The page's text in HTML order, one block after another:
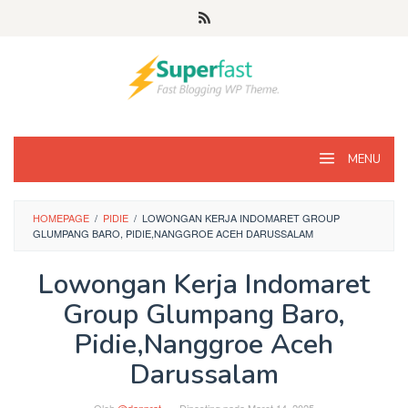
MENU
HOMEPAGE / PIDIE / LOWONGAN KERJA INDOMARET GROUP
GLUMPANG BARO, PIDIE,NANGGROE ACEH DARUSSALAM
Lowongan Kerja Indomaret
Group Glumpang Baro,
Pidie,Nanggroe Aceh
Darussalam